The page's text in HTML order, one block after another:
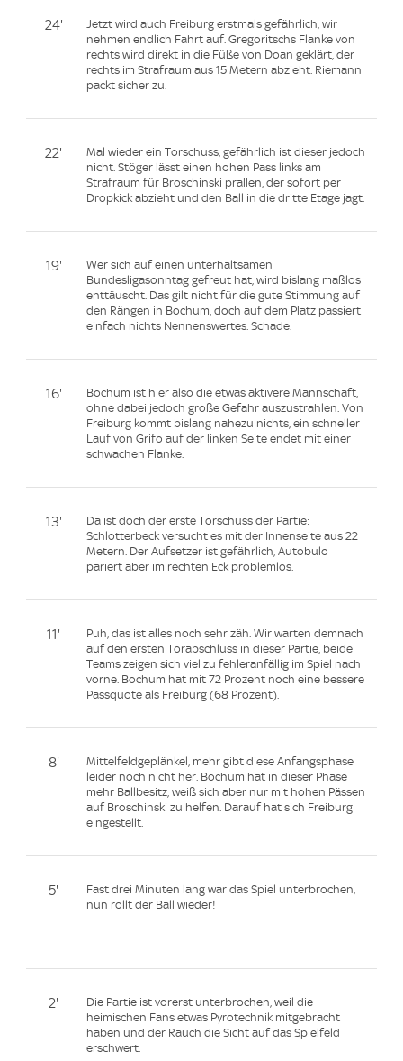
24'
Jetzt wird auch Freiburg erstmals gefährlich, wir
nehmen endlich Fahrt auf. Gregoritschs Flanke von
rechts wird direkt in die Füße von Doan geklärt, der
rechts im Strafraum aus 15 Metern abzieht. Riemann
packt sicher zu.
22'
Mal wieder ein Torschuss, gefährlich ist dieser jedoch
nicht. Stöger lässt einen hohen Pass links am
Strafraum für Broschinski prallen, der sofort per
Dropkick abzieht und den Ball in die dritte Etage jagt.
19'
Wer sich auf einen unterhaltsamen
Bundesligasonntag gefreut hat, wird bislang maßlos
enttäuscht. Das gilt nicht für die gute Stimmung auf
den Rängen in Bochum, doch auf dem Platz passiert
einfach nichts Nennenswertes. Schade.
16'
Bochum ist hier also die etwas aktivere Mannschaft,
ohne dabei jedoch große Gefahr auszustrahlen. Von
Freiburg kommt bislang nahezu nichts, ein schneller
Lauf von Grifo auf der linken Seite endet mit einer
schwachen Flanke.
13'
Da ist doch der erste Torschuss der Partie:
Schlotterbeck versucht es mit der Innenseite aus 22
Metern. Der Aufsetzer ist gefährlich, Autobulo
pariert aber im rechten Eck problemlos.
11'
Puh, das ist alles noch sehr zäh. Wir warten demnach
auf den ersten Torabschluss in dieser Partie, beide
Teams zeigen sich viel zu fehleranfällig im Spiel nach
vorne. Bochum hat mit 72 Prozent noch eine bessere
Passquote als Freiburg (68 Prozent).
8'
Mittelfeldgeplänkel, mehr gibt diese Anfangsphase
leider noch nicht her. Bochum hat in dieser Phase
mehr Ballbesitz, weiß sich aber nur mit hohen Pässen
auf Broschinski zu helfen. Darauf hat sich Freiburg
eingestellt.
5'
Fast drei Minuten lang war das Spiel unterbrochen,
nun rollt der Ball wieder!
2'
Die Partie ist vorerst unterbrochen, weil die
heimischen Fans etwas Pyrotechnik mitgebracht
haben und der Rauch die Sicht auf das Spielfeld
erschwert.